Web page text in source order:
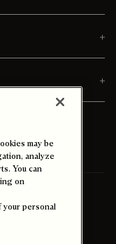
may be
analyze
You can
on
your personal